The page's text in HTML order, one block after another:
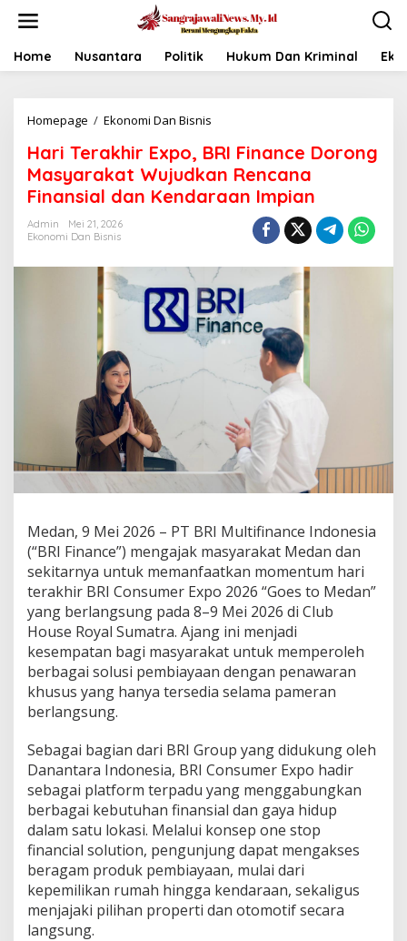
t
Home Nusantara Politik Hukum Dan Kriminal
Homepage / Ekonomi Dan Bisnis
r
i
T
e
h
i
r
E
x
a
c
e
D
o
r
o
n
g
M
a
s
a
k
a
t
W
u
j
u
d
k
Hari Terakhir Expo, BRI Finance Dorong
Masyarakat Wujudkan Rencana
Finansial dan Kendaraan Impian
Admin
Mei 21, 2026
Ekonomi Dan Bisnis
Medan, 9 Mei 2026 – PT BRI Multifinance Indonesia
(“BRI Finance”) mengajak masyarakat Medan dan
sekitarnya untuk memanfaatkan momentum hari
terakhir BRI Consumer Expo 2026 “Goes to Medan”
yang berlangsung pada 8–9 Mei 2026 di Club
House Royal Sumatra. Ajang ini menjadi
kesempatan bagi masyarakat untuk memperoleh
berbagai solusi pembiayaan dengan penawaran
khusus yang hanya tersedia selama pameran
berlangsung.
Sebagai bagian dari BRI Group yang didukung oleh
Danantara Indonesia, BRI Consumer Expo hadir
sebagai platform terpadu yang menggabungkan
berbagai kebutuhan finansial dan gaya hidup
dalam satu lokasi. Melalui konsep one stop
financial solution, pengunjung dapat mengakses
beragam produk pembiayaan, mulai dari
kepemilikan rumah hingga kendaraan, sekaligus
menjajaki pilihan properti dan otomotif secara
langsung.